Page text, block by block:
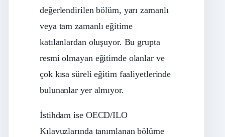
değerlendirilen bölüm, yarı zamanlı
veya tam zamanlı eğitime
katılanlardan oluşuyor. Bu grupta
resmi olmayan eğitimde olanlar ve
çok kısa süreli eğitim faaliyetlerinde
bulunanlar yer almıyor.
İstihdam ise OECD/ILO
Kılavuzlarında tanımlanan bölüme